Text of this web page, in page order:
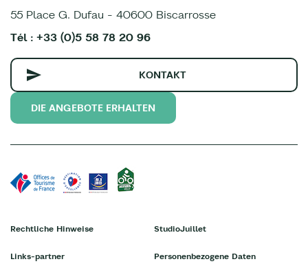
55 Place G. Dufau - 40600 Biscarrosse
Tél : +33 (0)5 58 78 20 96
KONTAKT
DIE ANGEBOTE ERHALTEN
Rechtliche Hinweise
Links-partner
StudioJuillet
Personenbezogene Daten